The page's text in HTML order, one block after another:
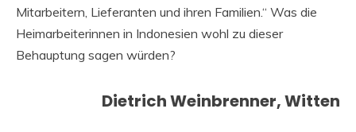
Mitarbeitern, Lieferanten und ihren Familien.“ Was die
Heimarbeiterinnen in Indonesien wohl zu dieser
Behauptung sagen würden?
Dietrich Weinbrenner, Witten